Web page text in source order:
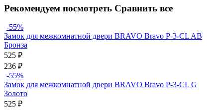
Рекомендуем посмотреть Сравнить все
-55%
Замок для межкомнатной двери BRAVO Bravo P-3-CL AB
Бронза
525 ₽
236 ₽
-55%
Замок для межкомнатной двери BRAVO Bravo P-3-CL G
Золото
525 ₽